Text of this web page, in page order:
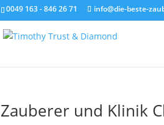
0049 163 - 846 26 71 info@die-beste-
Zauberer und Klinik